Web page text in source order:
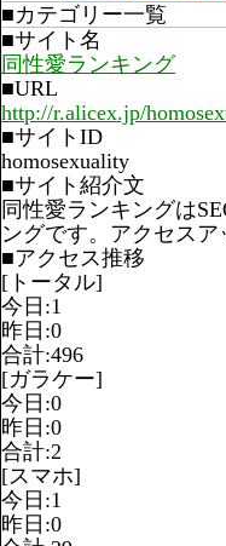
■カテゴリー一覧
■サイト名
同性愛ランキング
■URL
http://r.alicex.jp/
■サイトID
homosexuality
■サイト紹介文
同性愛ランキングは
ングです。アクセス
■アクセス推移
[トータル]
今日:1
昨日:0
合計:496
[ガラケー]
今日:0
昨日:0
合計:2
[スマホ]
今日:1
昨日:0